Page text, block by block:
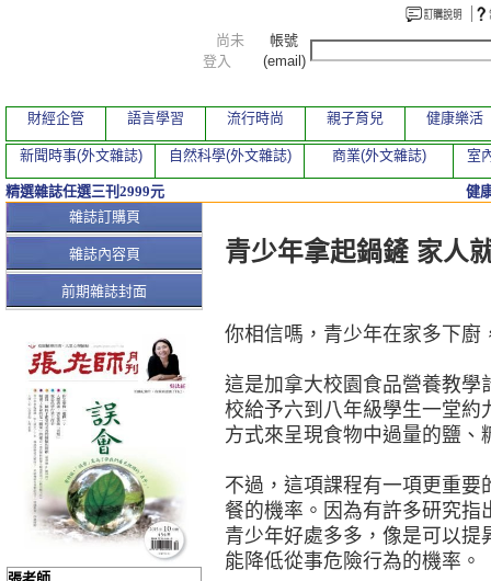
本期文章
青少年拿起鍋鏟 家人
你相信嗎，青少年在家多下廚
這是加拿大校園食品營養教學
校給予六到八年級學生一堂約
方式來呈現食物中過量的鹽、
不過，這項課程有一項更重
餐的機率。因為有許多研究
青少年好處多多，像是可以
能降低從事危險行為的機率。
雜誌訂購頁
雜誌內容頁
前期雜誌封面
尚未
登入
帳號
(email)
財經企管 語言學習 流行時尚 親子育兒 健康樂活
新聞時事(外文雜誌) 自然科學(外文雜誌) 商業(外文雜誌) 室
精選雜誌任選三刊2999元 健